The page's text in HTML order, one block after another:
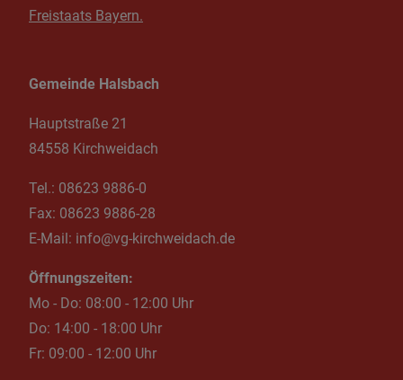
Freistaats Bayern.
Gemeinde Halsbach
Hauptstraße 21
84558 Kirchweidach
Tel.: 08623 9886-0
Fax: 08623 9886-28
E-Mail: info@vg-kirchweidach.de
Öffnungszeiten:
Mo - Do: 08:00 - 12:00 Uhr
Do: 14:00 - 18:00 Uhr
Fr: 09:00 - 12:00 Uhr